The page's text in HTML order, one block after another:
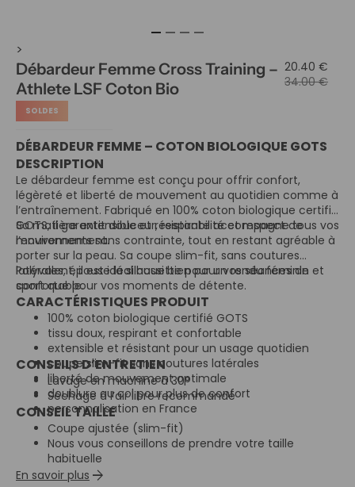
>
Débardeur Femme Cross Training –
Athlete LSF Coton Bio
20.40 €
34.00 €
SOLDES
DÉBARDEUR FEMME – COTON BIOLOGIQUE GOTS
DESCRIPTION
Le débardeur femme est conçu pour offrir confort,
légèreté et liberté de mouvement au quotidien comme à
l’entraînement. Fabriqué en 100% coton biologique certifié
GOTS, il garantit douceur, respirabilité et respect de
l’environnement.
Sa matière extensible et résistante accompagne tous vos
mouvements sans contrainte, tout en restant agréable à
porter sur la peau. Sa coupe slim-fit, sans coutures
latérales, épouse la silhouette pour un rendu féminin et
confortable.
Polyvalent, il est idéal aussi bien pour vos séances de
sport que pour vos moments de détente.
CARACTÉRISTIQUES PRODUIT
100% coton biologique certifié GOTS
tissu doux, respirant et confortable
extensible et résistant pour un usage quotidien
coupe slim-fit sans coutures latérales
liberté de mouvement optimale
doublure au col pour plus de confort
personnalisation en France
CONSEILS D’ENTRETIEN
Lavage en machine à 30°
Séchage à l’air libre recommandé
CONSEIL TAILLE
Coupe ajustée (slim-fit)
Nous vous conseillons de prendre votre taille
habituelle
En savoir plus arrow_forward